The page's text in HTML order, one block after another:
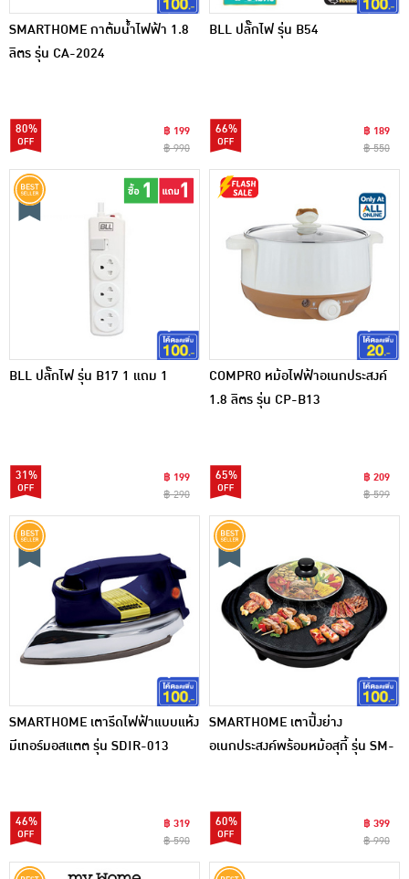
SMARTHOME กาต้มน้ำไฟฟ้า 1.8
ลิตร รุ่น CA-2024
80%
฿ 199
฿ 990
BLL ปลั๊กไฟ รุ่น B54
66%
฿ 189
฿ 550
BLL ปลั๊กไฟ รุ่น B17 1 แถม 1
31%
฿ 199
฿ 290
COMPRO หม้อไฟฟ้าอเนกประสงค์
1.8 ลิตร รุ่น CP-B13
65%
฿ 209
฿ 599
SMARTHOME เตารีดไฟฟ้าแบบแห้ง
มีเทอร์มอสแตต รุ่น SDIR-013
46%
฿ 319
฿ 590
SMARTHOME เตาปิ้งย่าง
อเนกประสงค์พร้อมหม้อสุกี้ รุ่น SM-
60%
฿ 399
฿ 990